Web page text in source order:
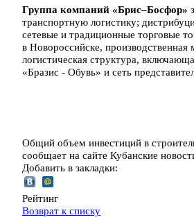
Группа компаний «Брис–Босфор»
транспортную логистику;
сетевые и традиционные торговые
в Новороссийске,
логистическая структура,
«Бразис - Обувь» и сеть
Общий объем инвестиций в
сообщает на сайте Кубанские
Добавить в закладки:
Рейтинг
Возврат к списку